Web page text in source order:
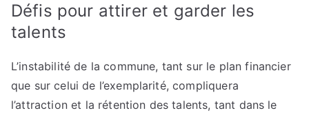
Défis pour attirer et garder les
talents
L’instabilité de la commune, tant sur le plan financier
que sur celui de l’exemplarité, compliquera
l’attraction et la rétention des talents, tant dans le